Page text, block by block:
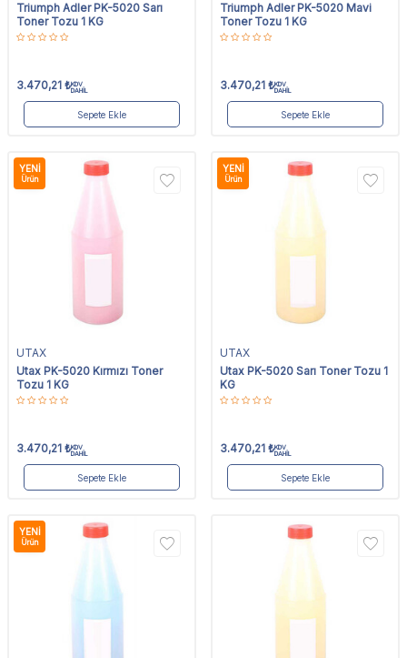
Triumph Adler PK-5020 Sarı
Toner Tozu 1 KG
3.470,21 ₺KDV
DAHİL
Sepete Ekle
Triumph Adler PK-5020 Mavi
Toner Tozu 1 KG
3.470,21 ₺KDV
DAHİL
Sepete Ekle
YENI
Ürün
UTAX
Utax PK-5020 Kırmızı Toner
Tozu 1 KG
3.470,21 ₺KDV
DAHİL
Sepete Ekle
YENI
Ürün
UTAX
Utax PK-5020 Sarı Toner Tozu 1
KG
3.470,21 ₺KDV
DAHİL
Sepete Ekle
YENI
Ürün